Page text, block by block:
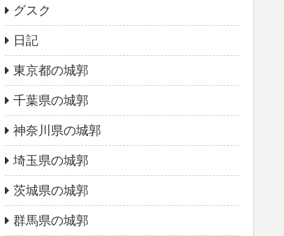
グスク
日記
東京都の城郭
千葉県の城郭
神奈川県の城郭
埼玉県の城郭
茨城県の城郭
群馬県の城郭